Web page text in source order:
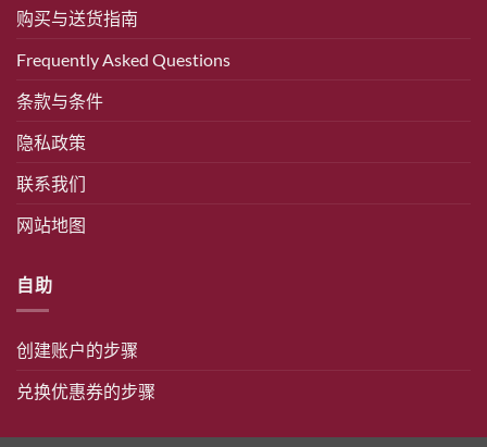
购买与送货指南
Frequently Asked Questions
条款与条件
隐私政策
联系我们
网站地图
自助
创建账户的步骤
兑换优惠券的步骤